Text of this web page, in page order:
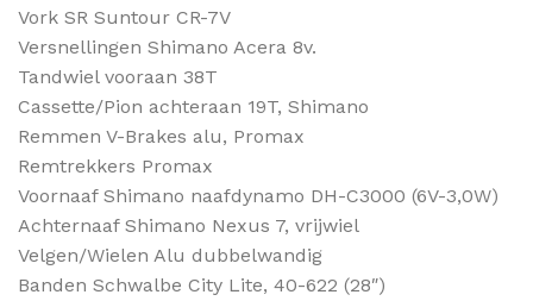
Vork SR Suntour CR-7V
Versnellingen Shimano Acera 8v.
Tandwiel vooraan 38T
Cassette/Pion achteraan 19T, Shimano
Remmen V-Brakes alu, Promax
Remtrekkers Promax
Voornaaf Shimano naafdynamo DH-C3000 (6V-3,0W)
Achternaaf Shimano Nexus 7, vrijwiel
Velgen/Wielen Alu dubbelwandig
Banden Schwalbe City Lite, 40-622 (28″)